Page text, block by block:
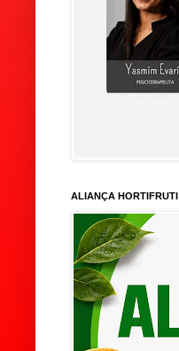
ALIANÇA HORTIFRUTI